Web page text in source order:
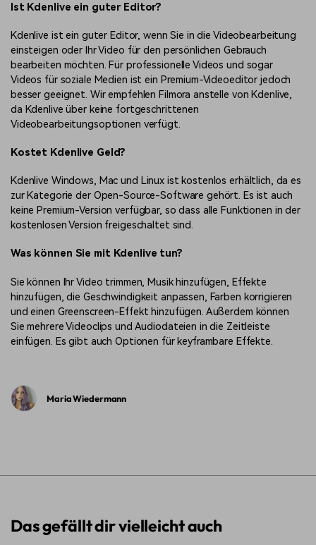
Ist Kdenlive ein guter Editor?
Kdenlive ist ein guter Editor, wenn Sie in die Videobearbeitung
einsteigen oder Ihr Video für den persönlichen Gebrauch
bearbeiten möchten. Für professionelle Videos und sogar
Videos für soziale Medien ist ein Premium-Videoeditor jedoch
besser geeignet. Wir empfehlen Filmora anstelle von Kdenlive,
da Kdenlive über keine fortgeschrittenen
Videobearbeitungsoptionen verfügt.
Kostet Kdenlive Geld?
Kdenlive Windows, Mac und Linux ist kostenlos erhältlich, da es
zur Kategorie der Open-Source-Software gehört. Es ist auch
keine Premium-Version verfügbar, so dass alle Funktionen in der
kostenlosen Version freigeschaltet sind.
Was können Sie mit Kdenlive tun?
Sie können Ihr Video trimmen, Musik hinzufügen, Effekte
hinzufügen, die Geschwindigkeit anpassen, Farben korrigieren
und einen Greenscreen-Effekt hinzufügen. Außerdem können
Sie mehrere Videoclips und Audiodateien in die Zeitleiste
einfügen. Es gibt auch Optionen für keyframbare Effekte.
Maria Wiedermann
Das gefällt dir vielleicht auch